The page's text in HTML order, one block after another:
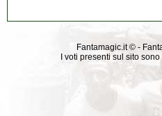
Fantamagic.it © -
I voti presenti sul sito